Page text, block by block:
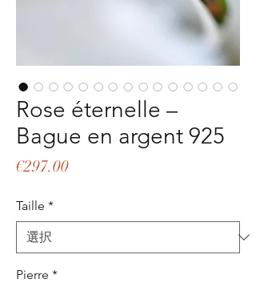
Rose éternelle –
Bague en argent 925
€297.00価
Taille *
Pierre *